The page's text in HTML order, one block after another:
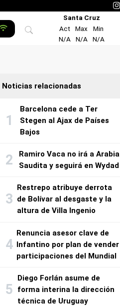
Santa Cruz
Act
Max
Min
N/A
N/A N/A
Noticias relacionadas
Barcelona cede a Ter
Stegen al Ajax de Países
Bajos
Ramiro Vaca no irá a Arabia
Saudita y seguirá en Wydad
Restrepo atribuye derrota
de Bolívar al desgaste y la
altura de Villa Ingenio
Renuncia asesor clave de
Infantino por plan de vender
participaciones del Mundial
Diego Forlán asume de
forma interina la dirección
técnica de Uruguay